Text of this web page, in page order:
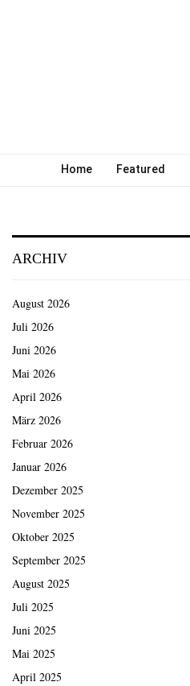
Home Featured
ARCHIV
August 2026
Juli 2026
Juni 2026
Mai 2026
April 2026
März 2026
Februar 2026
Januar 2026
Dezember 2025
November 2025
Oktober 2025
September 2025
August 2025
Juli 2025
Juni 2025
Mai 2025
April 2025